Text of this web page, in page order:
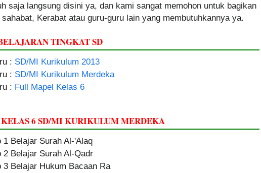
saja langsung disini ya, dan kami sangat memohon untuk bagikan
Kerabat atau guru-guru lain yang membutuhkannya ya.
TINGKAT SD
: SD/MI Kurikulum 2013
: SD/MI Kurikulum Merdeka
: Full Mapel Kelas 6
6 SD/MI KURIKULUM MERDEKA
1 Belajar Surah Al-'Alaq
2 Belajar Surah Al-Qadr
3 Belajar Hukum Bacaan Ra